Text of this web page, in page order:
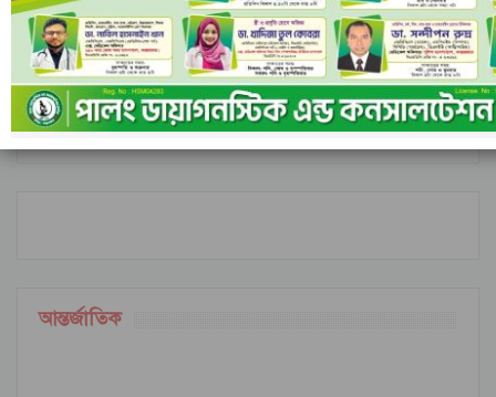
রাঙামাটির বরকলে নৌকাডুবি, নিখোঁজ ১
আগের পরবর্তী ১ এর ৬,৮৪৮
আন্তর্জাতিক